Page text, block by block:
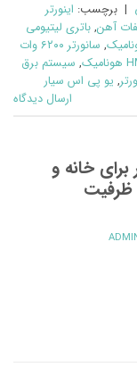
| برچسب: اینورتر
آهن, باتری لیتیومی
,
سانورتر ۶۲۰۰ وات
, سیستم برق
, یو پی اس سیار
ارسال دیدگاه
برای خانه و
ظرفیت